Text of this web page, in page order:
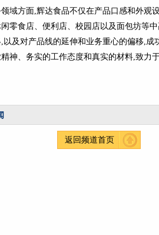
领域方面,辉达食品不仅在产品口感和外观
零食店、便利店、校园店以及面包坊等
以及对产品线的延伸和业务重心的偏移,
神、务实的工作态度和真实的材料,致力
返回频道首页